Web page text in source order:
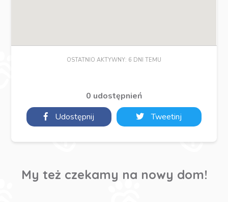
OSTATNIO AKTYWNY: 6 DNI TEMU
0 udostępnień
Udostępnij
Tweetinj
My też czekamy na nowy dom!